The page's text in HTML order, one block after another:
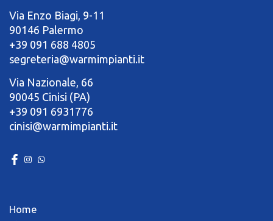
Via Enzo Biagi, 9-11
90146 Palermo
+39 091 688 4805
segreteria@warmimpianti.it
Via Nazionale, 66
90045 Cinisi (PA)
+39 091 6931776
cinisi@warmimpianti.it
Home